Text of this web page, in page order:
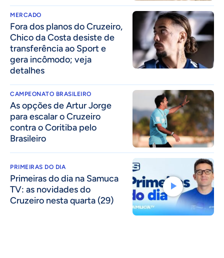
MERCADO
Fora dos planos do Cruzeiro,
Chico da Costa desiste de
transferência ao Sport e
gera incômodo; veja
detalhes
CAMPEONATO BRASILEIRO
As opções de Artur Jorge
para escalar o Cruzeiro
contra o Coritiba pelo
Brasileiro
PRIMEIRAS DO DIA
Primeiras do dia na Samuca
TV: as novidades do
Cruzeiro nesta quarta (29)